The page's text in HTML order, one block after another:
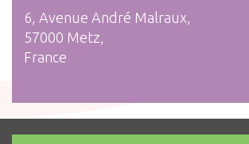
6, Avenue André Malraux,
57000 Metz,
France